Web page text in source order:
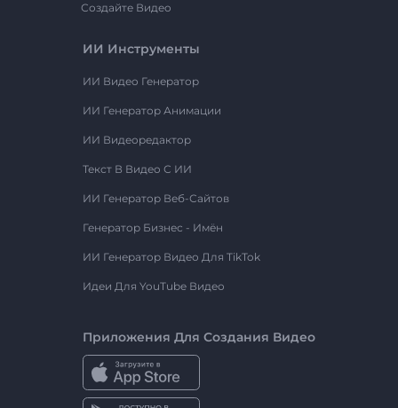
Создайте Видео
ИИ Инструменты
ИИ Видео Генератор
ИИ Генератор Анимации
ИИ Видеоредактор
Текст В Видео С ИИ
ИИ Генератор Веб-Сайтов
Генератор Бизнес - Имён
ИИ Генератор Видео Для TikTok
Идеи Для YouTube Видео
Приложения Для Создания Видео